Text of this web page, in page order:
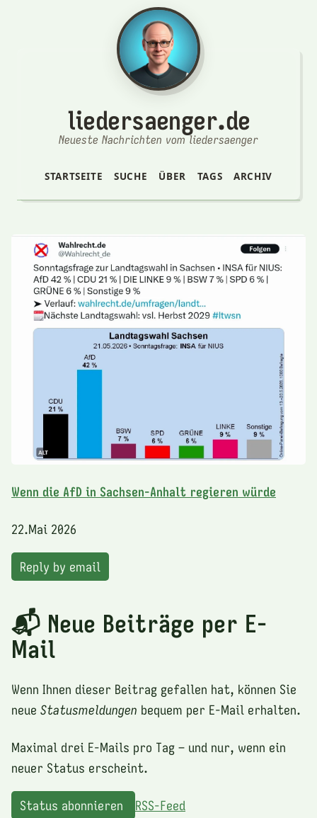
liedersaenger.de
Neueste Nachrichten vom liedersaenger
STARTSEITE SUCHE ÜBER TAGS ARCHIV
Wenn die AfD in Sachsen-Anhalt regieren würde
22.Mai 2026
Reply by email
📬 Neue Beiträge per E-
Mail
Wenn Ihnen dieser Beitrag gefallen hat, können Sie
neue Statusmeldungen bequem per E-Mail erhalten.
Maximal drei E-Mails pro Tag – und nur, wenn ein
neuer Status erscheint.
Status abonnieren RSS-Feed